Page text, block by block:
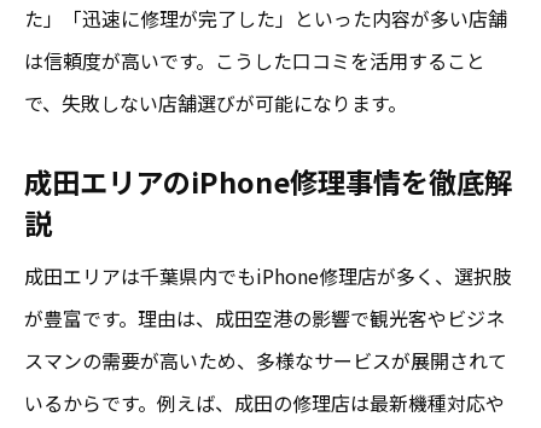
即日修理希望時の事前確認ポイント
修理料金と技術力のバランスを見極める方法
口コミ評価でわかる技術力の高い店舗
成田周辺の修理技術と料金比較のコツ
修理保証がある店舗の特徴と安心感
納得できる修理料金の見極めポイント
た」「迅速に修理が完了した」といった内容が多い店舗
は信頼度が高いです。こうした口コミを活用すること
で、失敗しない店舗選びが可能になります。
成田エリアのiPhone修理事情を徹底解
説
成田エリアは千葉県内でもiPhone修理店が多く、選択肢
が豊富です。理由は、成田空港の影響で観光客やビジネ
スマンの需要が高いため、多様なサービスが展開されて
いるからです。例えば、成田の修理店は最新機種対応や